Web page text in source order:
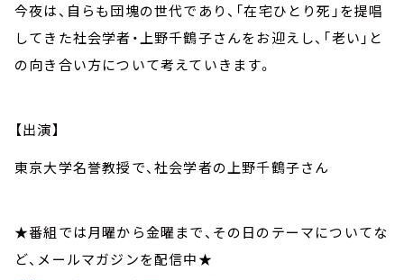
今夜は、自らも団塊の世代であり、「在宅ひとり死」を提唱
してきた社会学者・上野千鶴子さんをお迎えし、「老い」と
の向き合い方について考えていきます。
【出演】
東京大学名誉教授で、社会学者の上野千鶴子さん
★番組では月曜から金曜まで、その日のテーマについてな
ど、メールマガジンを配信中★